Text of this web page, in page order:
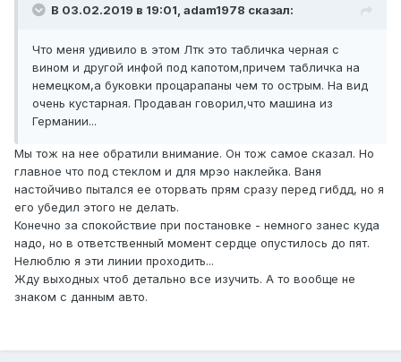
В 03.02.2019 в 19:01, adam1978 сказал:
Что меня удивило в этом Лтк это табличка черная с
вином и другой инфой под капотом,причем табличка на
немецком,а буковки процарапаны чем то острым. На вид
очень кустарная. Продаван говорил,что машина из
Германии...
Мы тож на нее обратили внимание. Он тож самое сказал. Но
главное что под стеклом и для мрэо наклейка. Ваня
настойчиво пытался ее оторвать прям сразу перед гибдд, но я
его убедил этого не делать.
Конечно за спокойствие при постановке - немного занес куда
надо, но в ответственный момент сердце опустилось до пят.
Нелюблю я эти линии проходить...
Жду выходных чтоб детально все изучить. А то вообще не
знаком с данным авто.